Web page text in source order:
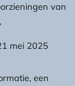
van
mei 2025
een